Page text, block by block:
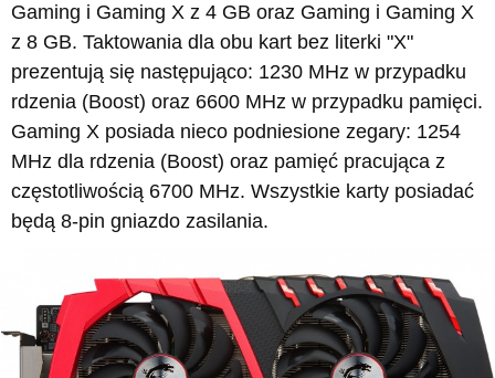
Gaming i Gaming X z 4 GB oraz Gaming i Gaming X
z 8 GB. Taktowania dla obu kart bez literki "X"
prezentują się następująco: 1230 MHz w przypadku
rdzenia (Boost) oraz 6600 MHz w przypadku pamięci.
Gaming X posiada nieco podniesione zegary: 1254
MHz dla rdzenia (Boost) oraz pamięć pracująca z
częstotliwością 6700 MHz. Wszystkie karty posiadać
będą 8-pin gniazdo zasilania.